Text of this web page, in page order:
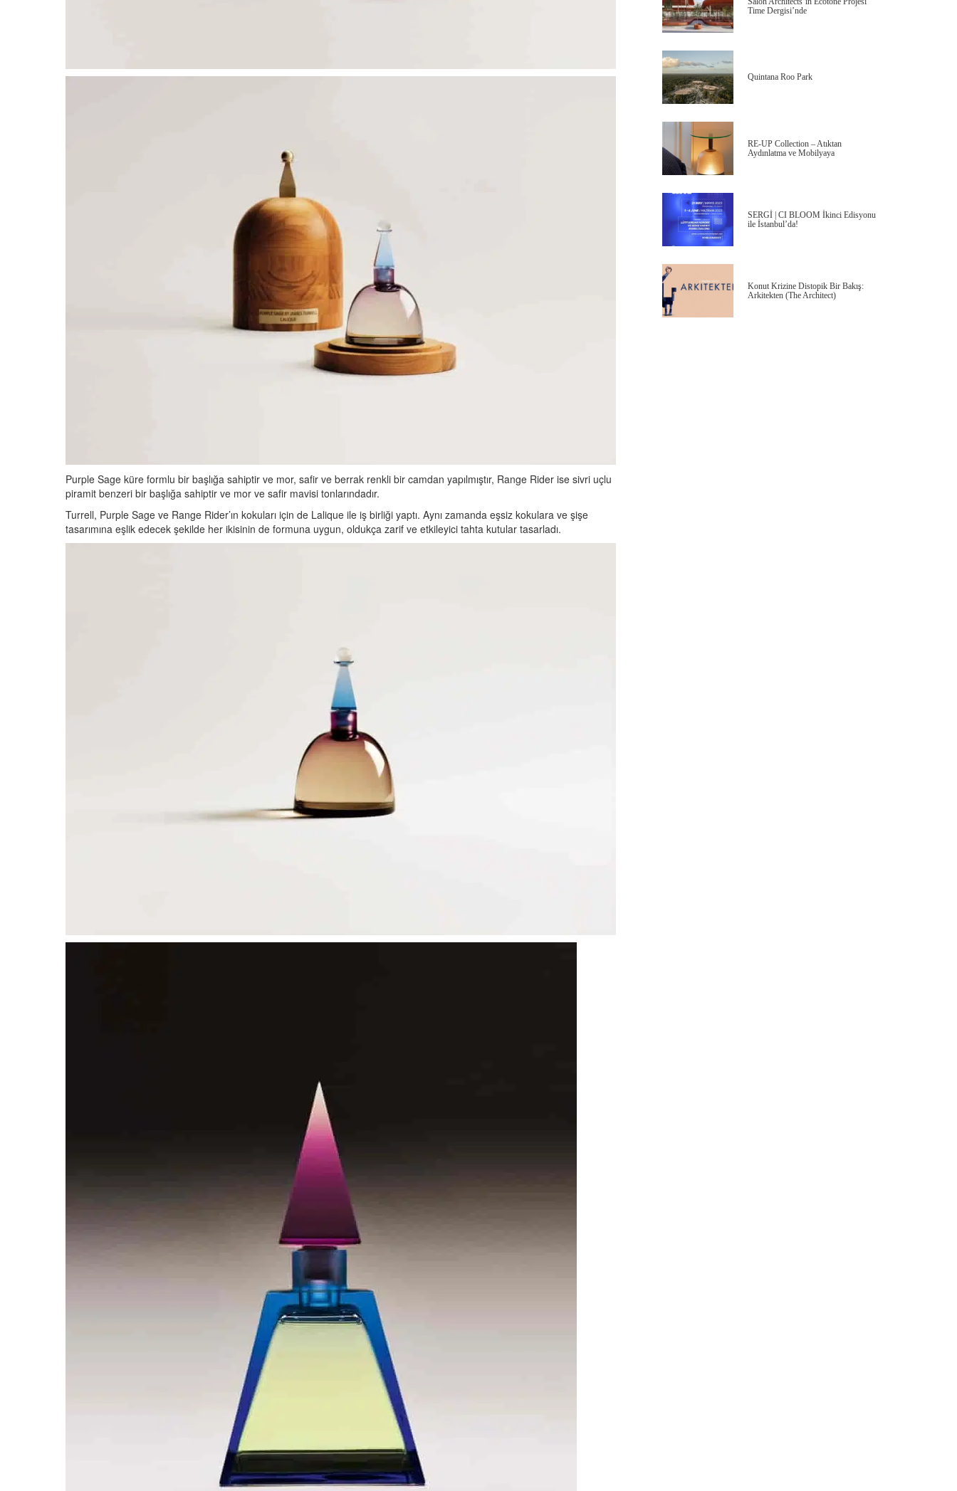
Purple Sage küre formlu bir başlığa sahiptir ve mor, safir ve berrak renkli bir camdan yapılmıştır, Range Rider ise sivri uçlu
piramit benzeri bir başlığa sahiptir ve mor ve safir mavisi tonlarındadır.
Turrell, Purple Sage ve Range Rider’ın kokuları için de Lalique ile iş birliği yaptı. Aynı zamanda eşsiz kokulara ve şişe
tasarımına eşlik edecek şekilde her ikisinin de formuna uygun, oldukça zarif ve etkileyici tahta kutular tasarladı.
Time Dergisi’nde
Quintana Roo Park
RE-UP Collection – Atıktan
Aydınlatma ve Mobilyaya
SERGİ | CI BLOOM İkinci Edisyonu
ile İstanbul’da!
Konut Krizine Distopik Bir Bakış:
Arkitekten (The Architect)